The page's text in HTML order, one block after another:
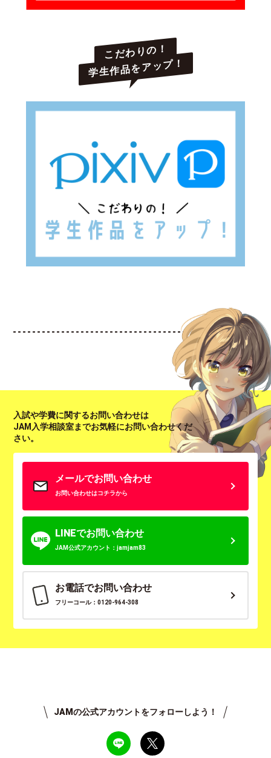
こだわりの！
学生作品をアップ！
入試や学費に関するお問い合わせは
JAM入学相談室までお気軽にお問い合わせくだ
さい。
メールでお問い合わせ
お問い合わせはコチラから
LINEでお問い合わせ
JAM公式アカウント：jamjam83
お電話でお問い合わせ
フリーコール：0120-964-308
JAMの公式アカウントをフォローしよう！